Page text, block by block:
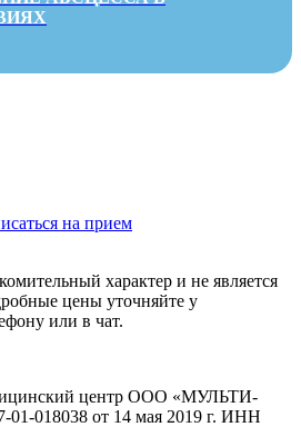
на прием
характер и не является
цены уточняйте у
или в чат.
центр ООО «МУЛЬТИ-
018038 от 14 мая 2019 г. ИНН